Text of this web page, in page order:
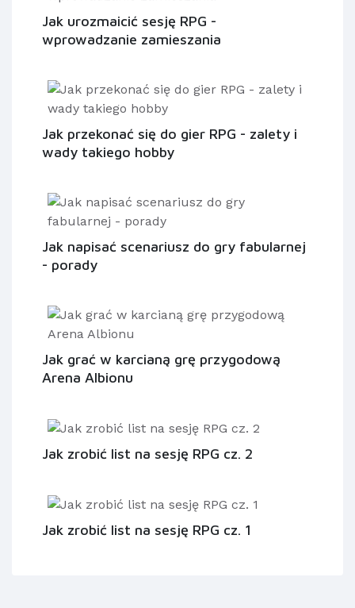
Jak urozmaicić sesję RPG -
wprowadzanie zamieszania
Jak przekonać się do gier RPG - zalety i
wady takiego hobby
Jak napisać scenariusz do gry fabularnej
- porady
Jak grać w karcianą grę przygodową
Arena Albionu
Jak zrobić list na sesję RPG cz. 2
Jak zrobić list na sesję RPG cz. 1